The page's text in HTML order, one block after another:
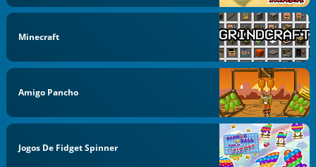
Minecraft
Amigo Pancho
Jogos De Fidget Spinner